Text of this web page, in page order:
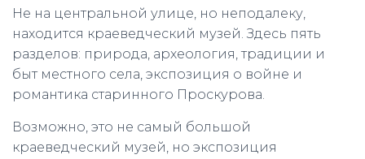
Не на центральной улице, но неподалеку,
находится краеведческий музей. Здесь пять
разделов: природа, археология, традиции и
быт местного села, экспозиция о войне и
романтика старинного Проскурова.
Возможно, это не самый большой
краеведческий музей, но экспозиция